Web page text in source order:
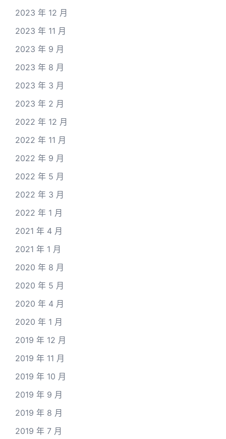
2023 年 12 月
2023 年 11 月
2023 年 9 月
2023 年 8 月
2023 年 3 月
2023 年 2 月
2022 年 12 月
2022 年 11 月
2022 年 9 月
2022 年 5 月
2022 年 3 月
2022 年 1 月
2021 年 4 月
2021 年 1 月
2020 年 8 月
2020 年 5 月
2020 年 4 月
2020 年 1 月
2019 年 12 月
2019 年 11 月
2019 年 10 月
2019 年 9 月
2019 年 8 月
2019 年 7 月